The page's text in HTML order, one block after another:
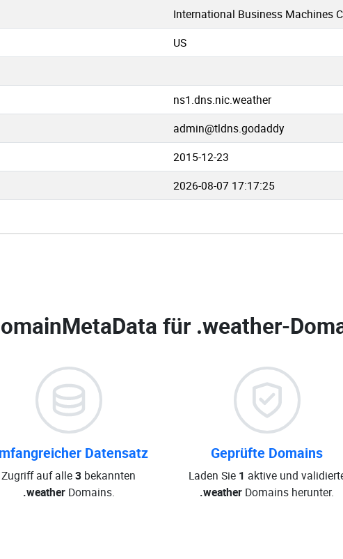
International Business Machines
US
ns1.dns.nic.weather
admin@tldns.godaddy
2015-12-23
2026-08-07 17:17:25
für .weather-
Datensatz
Zugriff auf alle3 bekannten
.weatherDomains.
Geprüfte Domains
Laden Sie 1 aktive und
.weather Domains herunter.